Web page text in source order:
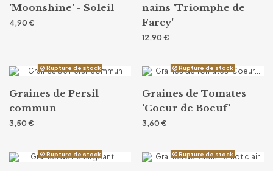
'Moonshine' - Soleil
4,90 €
nains 'Triomphe de
Farcy'
12,90 €
Rupture de stock
Graines de Persil
commun
3,50 €
Rupture de stock
Graines de Tomates
'Coeur de Boeuf'
3,60 €
Rupture de stock Rupture de stock